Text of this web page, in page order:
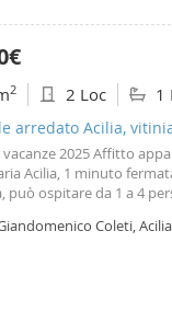
d. Contattami per
2 2 Loc 1
arredato Acilia,
2025 Affitto
Acilia, 1 minuto
può ospitare da 1 a 4
Asciugacapelli tv in
Coleti,